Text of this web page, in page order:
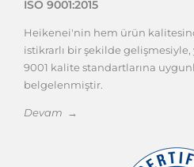
ISO 9001:2015
Heikenei'nin hem ürün
istikrarlı bir şekilde
9001 kalite standartlarına
belgelenmiştir.
Devam →